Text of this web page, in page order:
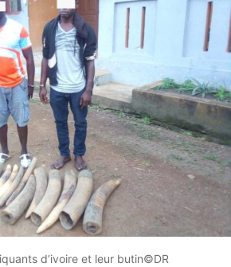
d’ivoire et leur butin©DR